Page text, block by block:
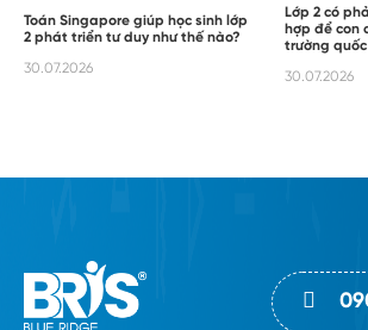
Toán Singapore giúp học sinh lớp
2 phát triển tư duy như thế nào?
30.07.2026
Lớp 2 có
hợp để con
trường
30.07.2026